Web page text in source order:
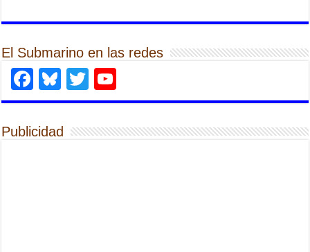
El Submarino en las redes
Facebook
Bluesky
Twitter
Publicidad